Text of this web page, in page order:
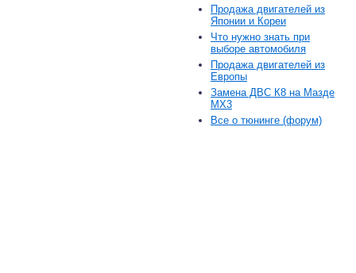
Продажа двигателей из
Японии и Кореи
Что нужно знать при
выборе автомобиля
Продажа двигателей из
Европы
Замена ДВС К8 на Мазде
MX3
Все о тюнинге (форум)